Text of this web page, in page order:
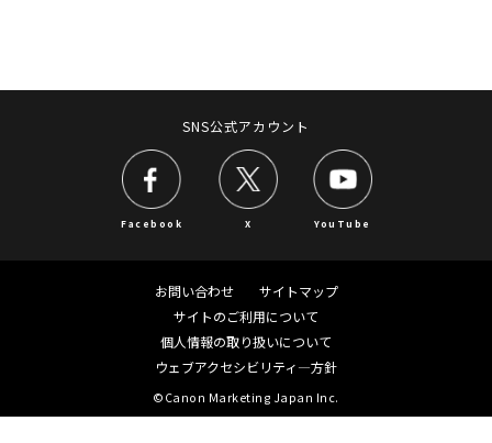
SNS公式アカウント
Facebook X YouTube
お問い合わせ
サイトマップ
サイトのご利用について
個人情報の取り扱いについて
ウェブアクセシビリティ―方針
©Canon Marketing Japan Inc.